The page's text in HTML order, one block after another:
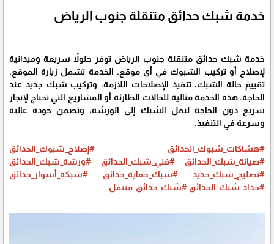
خدمة شبك حدائق متنقلة جنوب الرياض
خدمة شبك حدائق متنقلة جنوب الرياض توفر حلولاً سريعة وميدانية
لإصلاح أو تركيب الشبوك في أي موقع. الخدمة تشمل زيارة الموقع،
تقييم حالة الشبك، تنفيذ الإصلاحات اللازمة، وتركيب شبك جديد عند
الحاجة. هذه الخدمة مثالية للحالات الطارئة أو المشاريع التي تحتاج لإنجاز
سريع دون الحاجة لنقل الشبك إلى الورشة، وتضمن جودة عالية
وسرعة في التنفيذ.
#هشاكات_شبوك_الحدائق
#إصلاح_شبوك_الحدائق
#صيانة_شبك_الحدائق
#فني_شبك_الحدائق
#ورشة_شبك_الحدائق
#تصليح_شبك_حديد
#شبك_حماية_حدائق
#شبكة_أسوار_حدائق
#حداد_شبك_الحدائق #شبك_حدائق_متنقل